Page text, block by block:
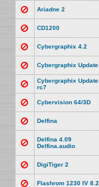
Ariadne 2
CD1200
Cybergraphix 4.2
Cybergraphix Update
Cybergraphix Update
rc7
Cybervision 64/3D
Delfina
Delfina 4.09
Delfina.audio
DigiTiger 2
Flashrom 1230 IV 8.2